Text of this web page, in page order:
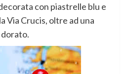
con piastrelle blu e
Via Crucis, oltre ad una